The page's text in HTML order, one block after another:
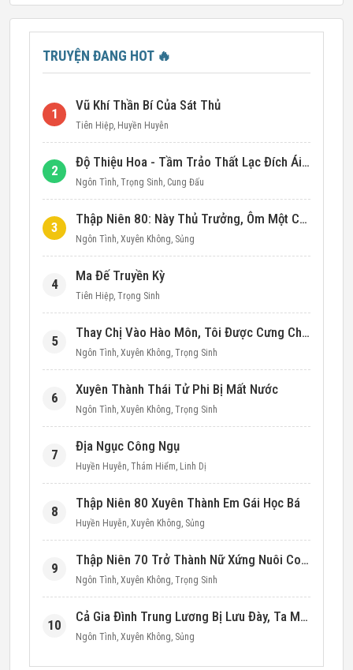
TRUYỆN ĐANG HOT 🔥
1
Vũ Khí Thần Bí Của Sát Thủ
Tiên Hiệp, Huyền Huyễn
2
Độ Thiệu Hoa - Tầm Trảo Thất Lạc Đích Ái Tình
Ngôn Tình, Trọng Sinh, Cung Đấu
3
Thập Niên 80: Này Thủ Trưởng, Ôm Một Cái Đi!
Ngôn Tình, Xuyên Không, Sủng
4
Ma Đế Truyền Kỳ
Tiên Hiệp, Trọng Sinh
5
Thay Chị Vào Hào Môn, Tôi Được Cưng Chiều Hết Mực (Thập Niên 90)
Ngôn Tình, Xuyên Không, Trọng Sinh
6
Xuyên Thành Thái Tử Phi Bị Mất Nước
Ngôn Tình, Xuyên Không, Trọng Sinh
7
Địa Ngục Công Ngụ
Huyền Huyễn, Thám Hiểm, Linh Dị
8
Thập Niên 80 Xuyên Thành Em Gái Học Bá
Huyền Huyễn, Xuyên Không, Sủng
9
Thập Niên 70 Trở Thành Nữ Xứng Nuôi Con Làm Giàu
Ngôn Tình, Xuyên Không, Trọng Sinh
10
Cả Gia Đình Trung Lương Bị Lưu Đày, Ta Mang Không Gian Cứu Cả Nhà
Ngôn Tình, Xuyên Không, Sủng